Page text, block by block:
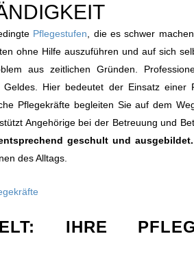
Pflegestufen , die es schwer
ohne Hilfe auszuführen und auf sich
aus zeitlichen Gründen.
Hier bedeutet der Einsatz einer
Pflegekräfte begleiten Sie auf dem
Angehörige bei der Betreuung und
geschult und ausgebildet.
des Alltags.
IHRE